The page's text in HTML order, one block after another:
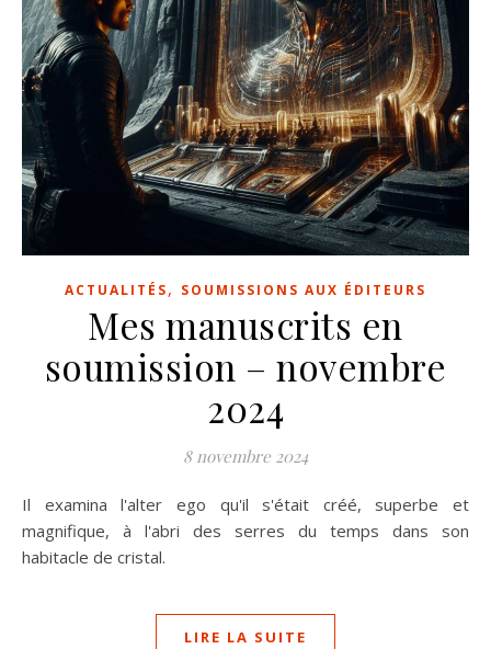
ACTUALITÉS, SOUMISSIONS AUX ÉDITEURS
Mes manuscrits en
soumission – novembre
2024
8 novembre 2024
Il examina l'alter ego qu'il s'était créé, superbe et
magnifique, à l'abri des serres du temps dans son
habitacle de cristal.
LIRE LA SUITE